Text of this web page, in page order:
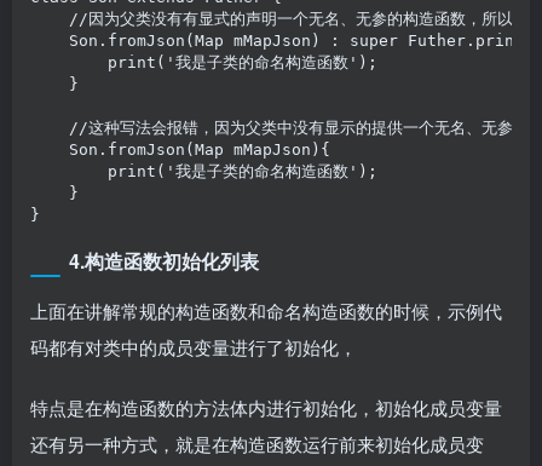
//因为父类没有有显式的声明一个无名、无参的构造函数，所以需
Son.fromJson(Map mMapJson) : super
        print('我是子类的命名构造函数');
    }
//这种写法会报错，因为父类中没有显示的提供一个无名、无参的
    Son.fromJson(Map mMapJson){
        print('我是子类的命名构造函数');
    }
}
4.构造函数初始化列表
上面在讲解常规的构造函数和命名构造函数的时候，示例代
码都有对类中的成员变量进行了初始化，
特点是在构造函数的方法体内进行初始化，初始化成员变量
还有另一种方式，就是在构造函数运行前来初始化成员变